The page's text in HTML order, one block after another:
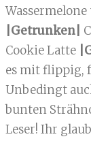
|Getrunken|
Cookie Latte
es mit flippig,
Unbedingt
bunten
Leser! Ihr